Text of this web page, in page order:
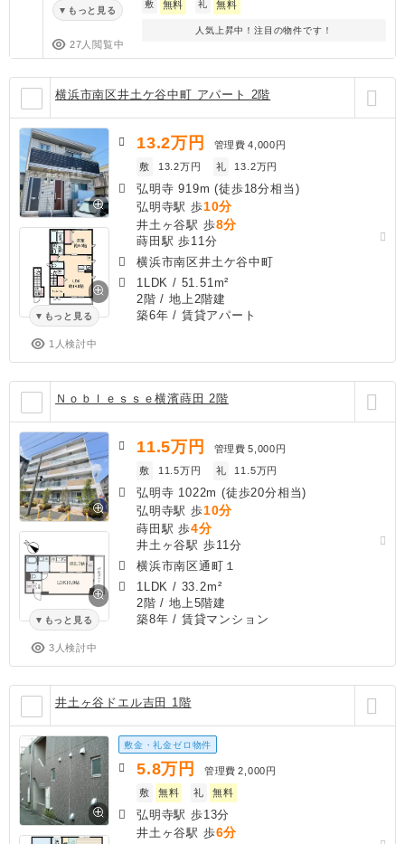
もっと見る
27人閲覧中
敷 無料 礼 無料
人気上昇中！注目の物件です！
横浜市南区井土ケ谷中町 アパート 2階
もっと見る
1人検討中
13.2万円 管理費 4,000円
敷
13.2万円 礼 13.2万円
弘明寺 919m (徒歩18分相当)
弘明寺駅 歩10分
井土ヶ谷駅 歩8分
蒔田駅 歩11分
横浜市南区井土ケ谷中町
1LDK / 51.51m²
2階 / 地上2階建
築6年 / 賃貸アパート
Ｎｏｂｌｅｓｓｅ横濱蒔田 2階
もっと見る
3人検討中
11.5万円 管理費 5,000円
敷
11.5万円 礼 11.5万円
弘明寺 1022m (徒歩20分相当)
弘明寺駅 歩10分
蒔田駅 歩4分
井土ヶ谷駅 歩11分
横浜市南区通町１
1LDK / 33.2m²
2階 / 地上5階建
築8年 / 賃貸マンション
井土ヶ谷ドエル吉田 1階
敷金・礼金ゼロ物件
5.8万円 管理費 2,000円
敷
無料 礼 無料
弘明寺駅 歩13分
井土ヶ谷駅 歩6分